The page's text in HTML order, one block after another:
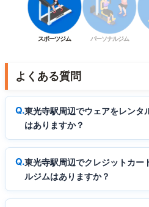
スポーツジム パーソナルジム
よくある質問
東光寺駅周辺でウェアをレンタ
はありますか？
東光寺駅周辺でクレジットカー
ルジムはありますか？